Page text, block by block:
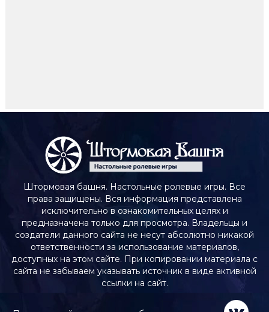
Штормовая башня. Настольные ролевые игры. Все
права защищены. Вся информация представлена
исключительно в ознакомительных целях и
предназначена только для просмотра. Владельцы и
создатели данного сайта не несут абсолютно никакой
ответственности за использование материалов,
доступных на этом сайте. При копировании материала с
сайта не забываем указывать источник в виде активной
ссылки на сайт.